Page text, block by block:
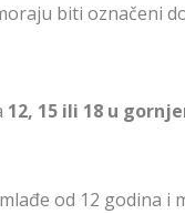
biti označeni
12, 15 ili 18 u
od 12 godina